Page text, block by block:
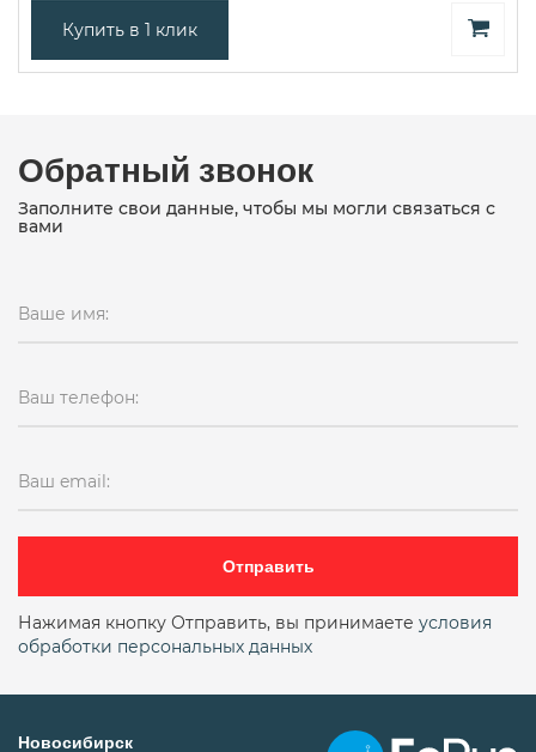
Купить в 1 клик
Обратный звонок
Заполните свои данные, чтобы мы могли связаться с
вами
Ваше имя:
Ваш телефон:
Ваш email:
Отправить
Нажимая кнопку Отправить, вы принимаете условия
обработки персональных данных
Новосибирск